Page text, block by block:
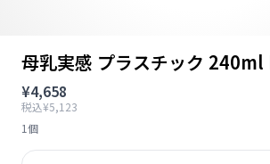
母乳実感 プラスチック
¥4,658
税込¥5,123
1個